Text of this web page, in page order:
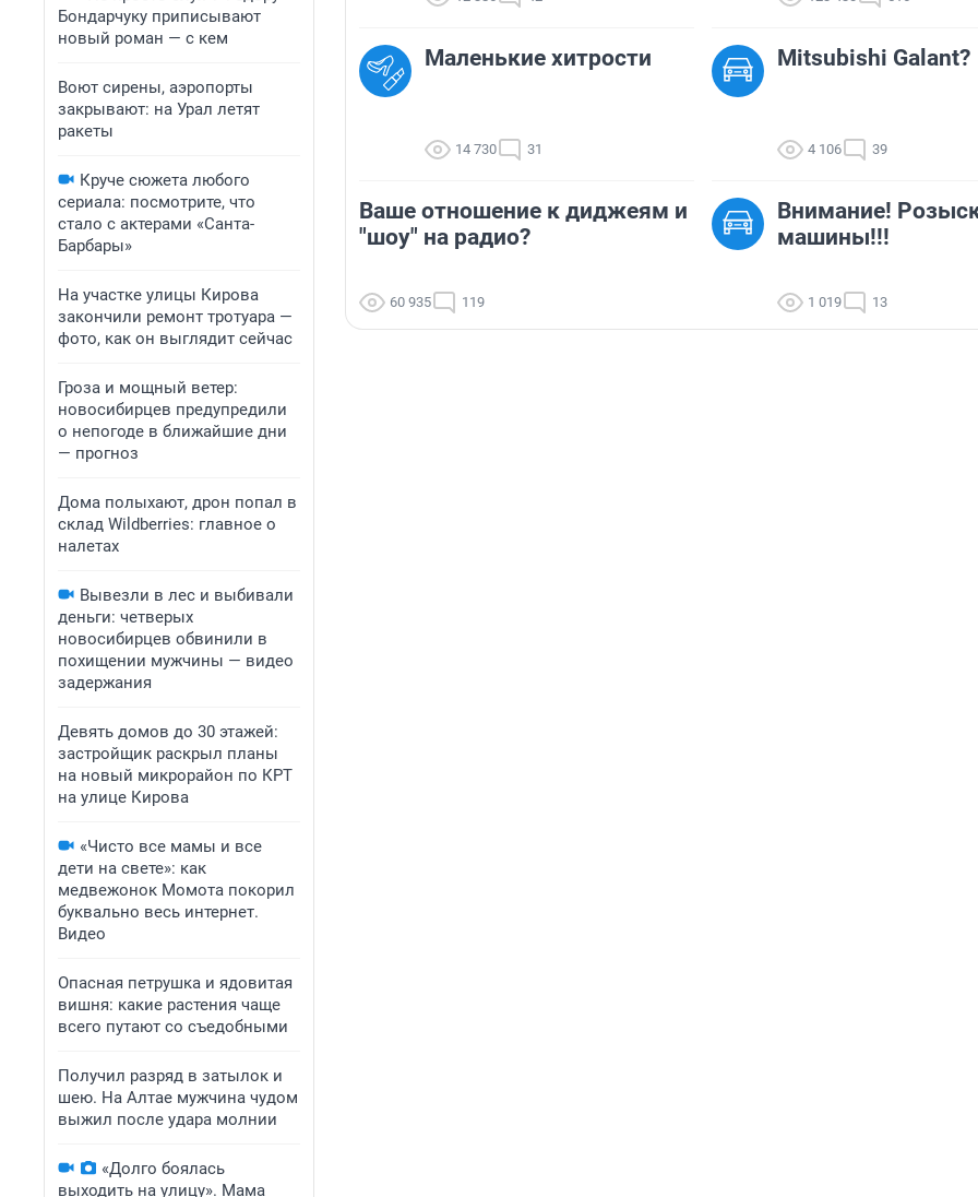
Бондарчуку приписывают
новый роман — с кем
Воют сирены, аэропорты
закрывают: на Урал летят
ракеты
Круче сюжета любого
сериала: посмотрите, что
стало с актерами «Санта-
Барбары»
На участке улицы Кирова
закончили ремонт тротуара —
фото, как он выглядит сейчас
Гроза и мощный ветер:
новосибирцев предупредили
о непогоде в ближайшие дни
— прогноз
Дома полыхают, дрон попал в
склад Wildberries: главное о
налетах
Вывезли в лес и выбивали
деньги: четверых
новосибирцев обвинили в
похищении мужчины — видео
задержания
Девять домов до 30 этажей:
застройщик раскрыл планы
на новый микрорайон по КРТ
на улице Кирова
«Чисто все мамы и все
дети на свете»: как
медвежонок Момота покорил
буквально весь интернет.
Видео
Опасная петрушка и ядовитая
вишня: какие растения чаще
всего путают со съедобными
Получил разряд в затылок и
шею. На Алтае мужчина чудом
выжил после удара молнии
«Долго боялась
выходить на улицу». Мама
Маленькие хитрости
14 730 31
Mitsubishi Galant?
4 106 39
Ваше отношение к диджеям и
"шоу" на радио?
60 935 119
Внимание!
машины!!!
1 019 13